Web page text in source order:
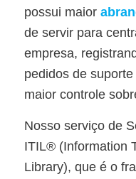
possui maior
de servir para
empresa,
pedidos de
maior controle
Nosso serviço de
ITIL® (Information
Library), que é o